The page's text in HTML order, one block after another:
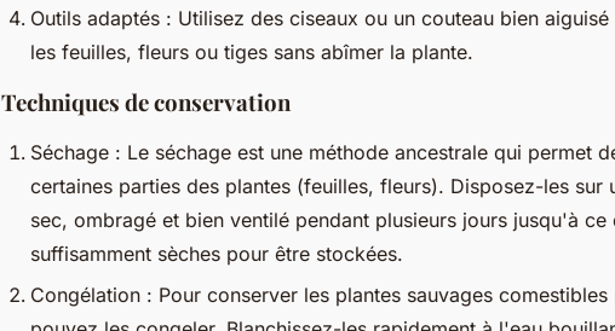
Outils adaptés : Utilisez des ciseaux ou un couteau bien
les feuilles, fleurs ou tiges sans abîmer la plante.
Techniques de conservation
Séchage : Le séchage est une méthode ancestrale qui permet
certaines parties des plantes (feuilles, fleurs). Disposez-les sur
sec, ombragé et bien ventilé pendant plusieurs jours jusqu'à ce
suffisamment sèches pour être stockées.
Congélation : Pour conserver les plantes sauvages